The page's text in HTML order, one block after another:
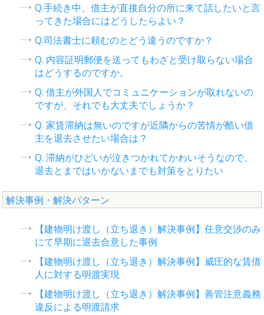
Q.手続き中、借主が直接自分の所に来て話したいと言
ってきた場合にはどうしたらよい？
Q.司法書士に頼むのとどう違うのですか？
Q. 内容証明郵便を送ってもわざと受け取らない場合
はどうするのですか。
Q. 借主が外国人でコミュニケーションが取れないの
ですが、それでも大丈夫でしょうか？
Q. 家賃滞納は無いのですが近隣からの苦情が酷い借
主を退去させたい場合は？
Q. 滞納がひどいが泣きつかれてかわいそうなので、
退去とまではいかないまでも対策をとりたい
解決事例・解決パターン
【建物明け渡し（立ち退き）解決事例】任意交渉のみ
にて早期に退去合意した事例
【建物明け渡し（立ち退き）解決事例】威圧的な賃借
人に対する明渡実現
【建物明け渡し（立ち退き）解決事例】善管注意義務
違反による明渡請求